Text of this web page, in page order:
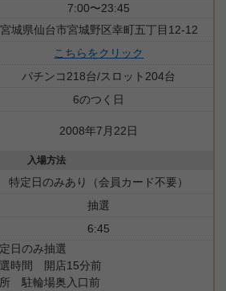
7:00〜23:45
宮城県仙台市宮城野区幸町五丁目12-12
こちらをクリック
パチンコ218台/スロット204台
6のつく日
2008年7月22日
入場方法
特定日のみあり（会員カード不要）
抽選
6:45
日のみ抽選
時間 開店15分前
駐輪場奥入口前